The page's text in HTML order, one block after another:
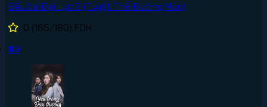
Đấu La Đại Lục 2 (Tuyệt Thế Đường Môn)
0 (165/180) FDH
#9